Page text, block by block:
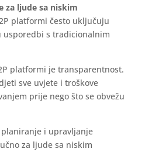
za ljude sa niskim
platformi često uključuju
usporedbi s tradicionalnim
platformi je transparentnost.
sve uvjete i troškove
prije nego što se obvežu
i upravljanje
za ljude sa niskim